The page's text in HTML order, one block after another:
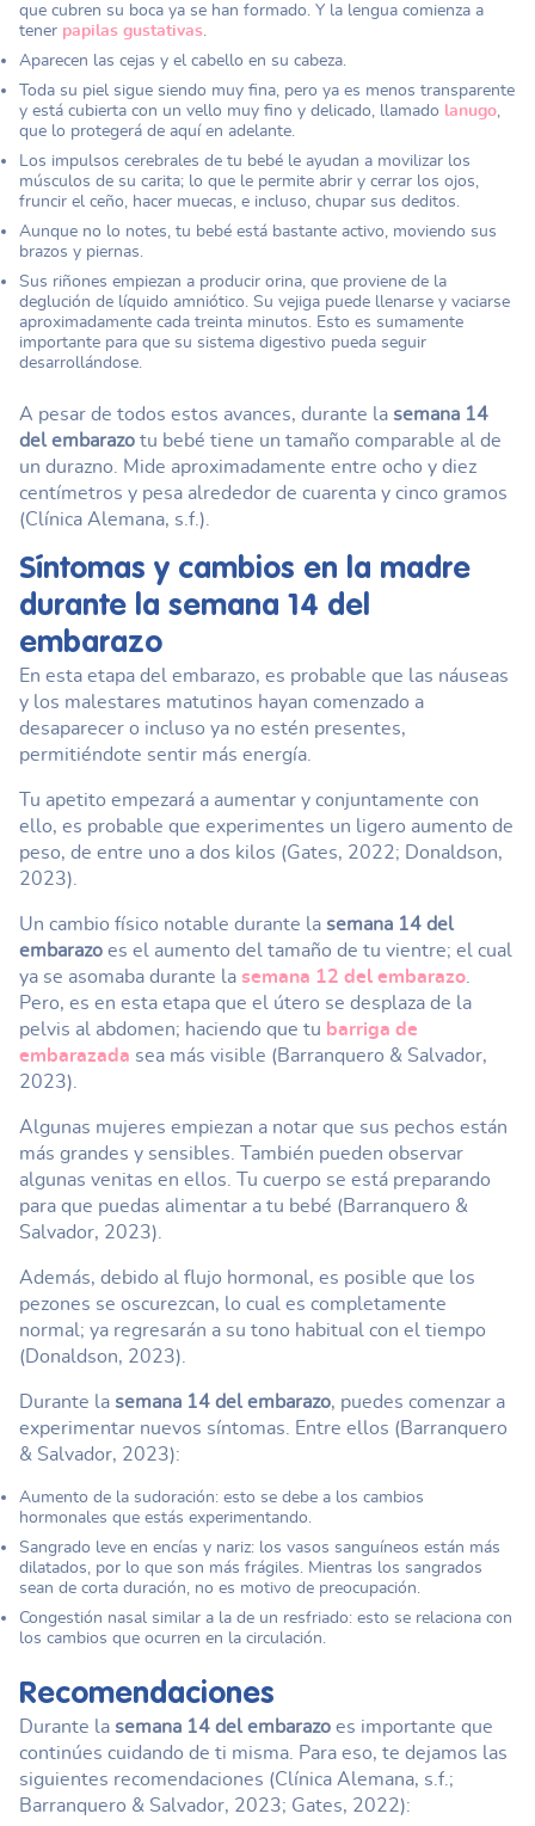
que cubren su boca ya se han formado. Y la lengua comienza a
tener papilas gustativas.
Aparecen las cejas y el cabello en su cabeza.
Toda su piel sigue siendo muy fina, pero ya es menos transparente
y está cubierta con un vello muy fino y delicado, llamado lanugo,
que lo protegerá de aquí en adelante.
Los impulsos cerebrales de tu bebé le ayudan a movilizar los
músculos de su carita; lo que le permite abrir y cerrar los ojos,
fruncir el ceño, hacer muecas, e incluso, chupar sus deditos.
Aunque no lo notes, tu bebé está bastante activo, moviendo sus
brazos y piernas.
Sus riñones empiezan a producir orina, que proviene de la
deglución de líquido amniótico. Su vejiga puede llenarse y vaciarse
aproximadamente cada treinta minutos. Esto es sumamente
importante para que su sistema digestivo pueda seguir
desarrollándose.
A pesar de todos estos avances, durante la semana 14
del embarazo tu bebé tiene un tamaño comparable al de
un durazno. Mide aproximadamente entre ocho y diez
centímetros y pesa alrededor de cuarenta y cinco gramos
(Clínica Alemana, s.f.).
Síntomas y cambios en la madre
durante la semana 14 del
embarazo
En esta etapa del embarazo, es probable que las náuseas
y los malestares matutinos hayan comenzado a
desaparecer o incluso ya no estén presentes,
permitiéndote sentir más energía.
Tu apetito empezará a aumentar y conjuntamente con
ello, es probable que experimentes un ligero aumento de
peso, de entre uno a dos kilos (Gates, 2022; Donaldson,
2023).
Un cambio físico notable durante la semana 14 del
embarazo es el aumento del tamaño de tu vientre; el cual
ya se asomaba durante la semana 12 del embarazo
Pero, es en esta etapa que el útero se desplaza de la
pelvis al abdomen; haciendo que tu barriga de
embarazada sea más visible (Barranquero & Salvador,
2023).
Algunas mujeres empiezan a notar que sus pechos están
más grandes y sensibles. También pueden observar
algunas venitas en ellos. Tu cuerpo se está preparando
para que puedas alimentar a tu bebé (Barranquero &
Salvador, 2023).
Además, debido al flujo hormonal, es posible que los
pezones se oscurezcan, lo cual es completamente
normal; ya regresarán a su tono habitual con el tiempo
(Donaldson, 2023).
Durante la semana 14 del embarazo, puedes comenzar a
experimentar nuevos síntomas. Entre ellos (Barranquero
& Salvador, 2023):
Aumento de la sudoración: esto se debe a los cambios
hormonales que estás experimentando.
Sangrado leve en encías y nariz: los vasos sanguíneos están más
dilatados, por lo que son más frágiles. Mientras los sangrados
sean de corta duración, no es motivo de preocupación.
Congestión nasal similar a la de un resfriado: esto se relaciona con
los cambios que ocurren en la circulación.
Recomendaciones
Durante la semana 14 del embarazo es importante que
continúes cuidando de ti misma. Para eso, te dejamos las
siguientes recomendaciones (Clínica Alemana, s.f.;
Barranquero & Salvador, 2023; Gates, 2022):